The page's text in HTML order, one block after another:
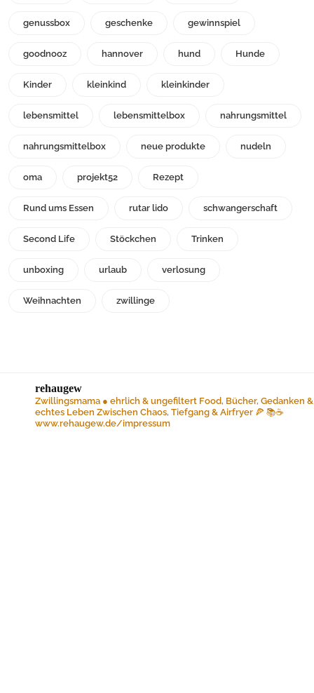
genussbox geschenke gewinnspiel
goodnooz hannover hund Hunde
Kinder kleinkind kleinkinder
lebensmittel lebensmittelbox nahrungsmittel
nahrungsmittelbox neue produkte nudeln
oma projekt52 Rezept
Rund ums Essen rutar lido schwangerschaft
Second Life Stöckchen Trinken
unboxing urlaub verlosung
Weihnachten zwillinge
rehaugew
Zwillingsmama ● ehrlich & ungefiltert Food, Bücher, Gedanken &
echtes Leben Zwischen Chaos, Tiefgang & Airfryer 🍕 📚☕️
www.rehaugew.de/impressum